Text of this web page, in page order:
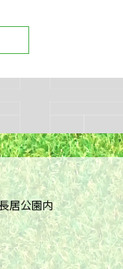
居公園内